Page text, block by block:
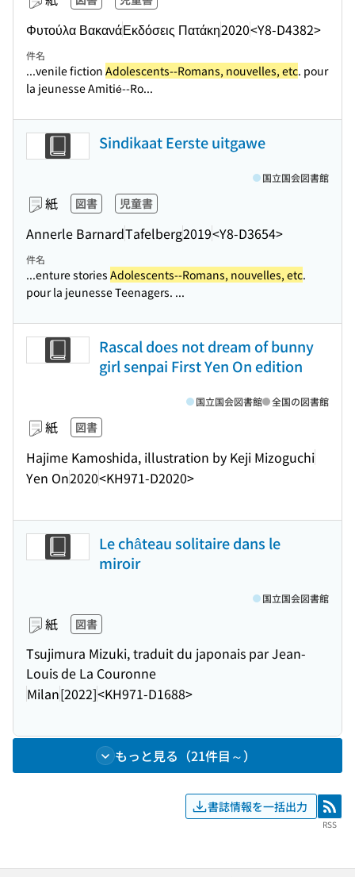
Φυτούλα ΒακανάΕκδόσεις Πατάκη2020<Y8-D4382>
件名
...venile fiction Adolescents--Romans, nouvelles, etc. pour
la jeunesse Amitié--Ro...
Sindikaat Eerste uitgawe
紙 図書 児童書
Annerle BarnardTafelberg2019<Y8-D3654>
国立国会図書館
件名
...enture stories Adolescents--Romans, nouvelles, etc.
pour la jeunesse Teenagers. ...
Rascal does not dream of bunny
girl senpai First Yen On edition
紙 図書
Hajime Kamoshida, illustration by Keji Mizoguchi
Yen On2020<KH971-D2020>
国立国会図書館 全国の図書館
Le château solitaire dans le
miroir
紙 図書
Tsujimura Mizuki, traduit du japonais par Jean-
Louis de La Couronne
Milan[2022]<KH971-D1688>
国立国会図書館
もっと見る（21件目～）
書誌情報を一括出力 RSS
RSS